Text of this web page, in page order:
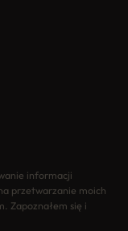
informacji
przetwarzanie moich
Zapoznałem się i